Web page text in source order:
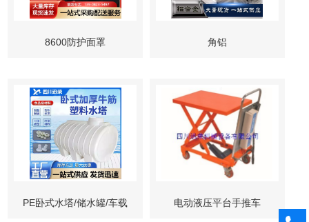
8600防护面罩 角铝
PE卧式水塔/储水罐/车载 电动液压平台手推车